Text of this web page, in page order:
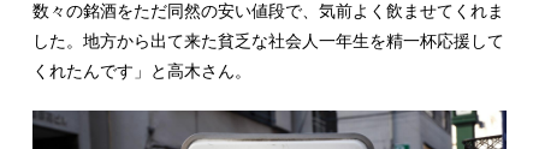
数々の銘酒をただ同然の安い値段で、気前よく飲ませてくれま
した。地方から出て来た貧乏な社会人一年生を精一杯応援して
くれたんです」と高木さん。